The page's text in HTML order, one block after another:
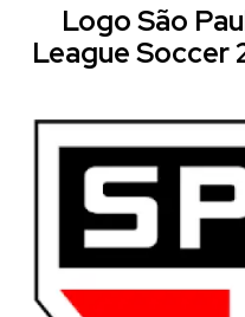
Logo São
League Soccer